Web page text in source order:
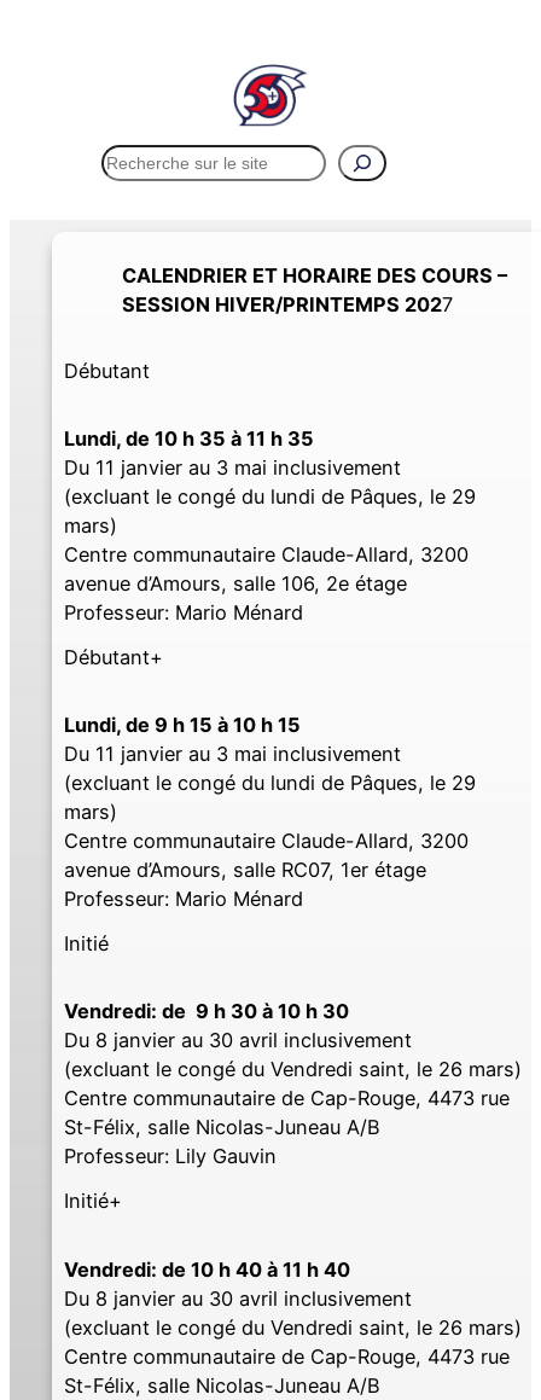
Rechercher
CALENDRIER ET HORAIRE DES COURS –
SESSION HIVER/PRINTEMPS 2027
Débutant
Lundi, de 10 h 35 à 11 h 35
Du 11 janvier au 3 mai inclusivement
(excluant le congé du lundi de Pâques, le 29
mars)
Centre communautaire Claude-Allard, 3200
avenue d’Amours, salle 106, 2e étage
Professeur: Mario Ménard
Débutant+
Lundi, de 9 h 15 à 10 h 15
Du 11 janvier au 3 mai inclusivement
(excluant le congé du lundi de Pâques, le 29
mars)
Centre communautaire Claude-Allard, 3200
avenue d’Amours, salle RC07, 1er étage
Professeur: Mario Ménard
Initié
Vendredi: de 9 h 30 à 10 h 30
Du 8 janvier au 30 avril inclusivement
(excluant le congé du Vendredi saint, le 26 mars)
Centre communautaire de Cap-Rouge, 4473 rue
St-Félix, salle Nicolas-Juneau A/B
Professeur: Lily Gauvin
Initié+
Vendredi: de 10 h 40 à 11 h 40
Du 8 janvier au 30 avril inclusivement
(excluant le congé du Vendredi saint, le 26 mars)
Centre communautaire de Cap-Rouge, 4473 rue
St-Félix, salle Nicolas-Juneau A/B